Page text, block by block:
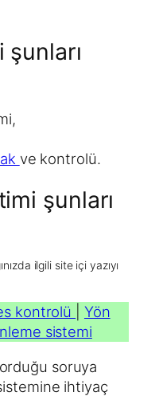
ve kontrolü.
şunları
ilgili site içi yazıyı
kontrolü
Yön
sistemi
soruya
ihtiyaç